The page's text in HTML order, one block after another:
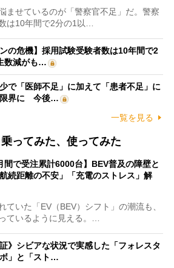
ませているのが「警察官不足」だ。警察
は10年間で2分の1以…
の危機】採用試験受験者数は10年間で2
数減がも…
で「医師不足」に加えて「患者不足」に
限界に 今後…
一覧を見る
ってみた、使ってみた
間で受注累計6000台】BEV普及の障壁と
続距離の不安」「充電のストレス」解
いた「EV（BEV）シフト」の潮流も、
ているように見える。…
》シビアな状況で実感した「フォレスタ
」と「スト…